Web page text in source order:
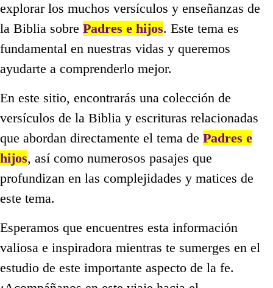
explorar los muchos versículos y enseñanzas de
la Biblia sobre Padres e hijos. Este tema es
fundamental en nuestras vidas y queremos
ayudarte a comprenderlo mejor.
En este sitio, encontrarás una colección de
versículos de la Biblia y escrituras relacionadas
que abordan directamente el tema de Padres e
hijos, así como numerosos pasajes que
profundizan en las complejidades y matices de
este tema.
Esperamos que encuentres esta información
valiosa e inspiradora mientras te sumerges en el
estudio de este importante aspecto de la fe.